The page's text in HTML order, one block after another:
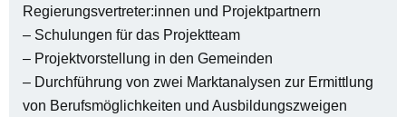
Regierungsvertreter:innen und Projektpartnern
– Schulungen für das Projektteam
– Projektvorstellung in den Gemeinden
– Durchführung von zwei Marktanalysen zur Ermittlung
von Berufsmöglichkeiten und Ausbildungszweigen